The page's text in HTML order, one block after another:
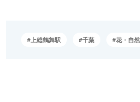
上総鶴舞駅 千葉 花・自然